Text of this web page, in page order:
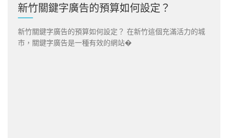
新竹關鍵字廣告的預算如何設定？
新竹關鍵字廣告的預算如何設定？ 在新竹這個充滿活力的城
市，關鍵字廣告是一種有效的網站�